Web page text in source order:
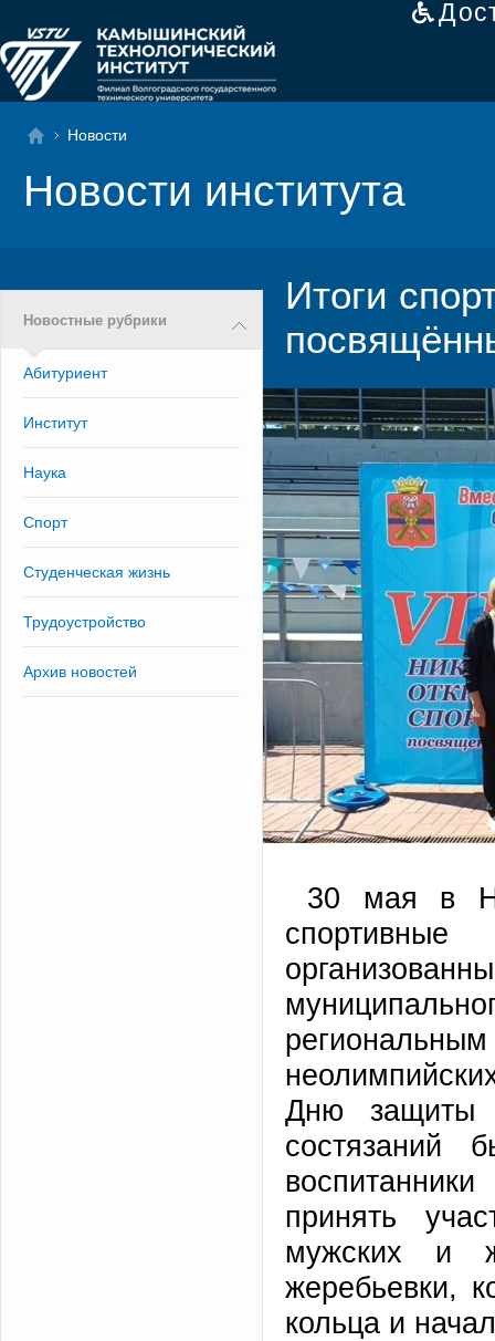
Новости
Новости института
Новостные рубрики
Абитуриент
Институт
Наука
Спорт
Студенческая жизнь
Трудоустройство
Архив новостей
Итоги
30 мая в
Дню защиты
состязаний
принять
мужских и
жеребьевки,
кольца и